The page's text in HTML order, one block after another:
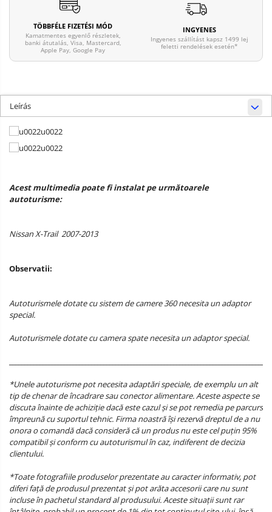
TÖBBFÉLE FIZETÉSI MÓD
Kamatmentes egyenlő részletek,
banki átutalás, Visa, Mastercard,
Apple Pay, Google Pay
INGYENES
Ingyenes szállítást kapsz 1499 lej
feletti rendelések esetén*
Leírás
Acest multimedia poate fi instalat pe următoarele
autoturisme:
Nissan X-Trail 2007-2013
Observatii:
Autoturismele dotate cu sistem de camere 360 necesita un adaptor
special.
Autoturismele dotate cu camera spate necesita un adaptor special.
*Unele autoturisme pot necesita adaptări speciale, de exemplu un alt
tip de chenar de încadrare sau conector alimentare. Aceste aspecte se
discuta înainte de achiziție dacă este cazul și se pot remedia pe parcurs
împreună cu suportul tehnic. Firma noastră își rezervă dreptul de a nu
onora o comandă dacă consideră că un produs nu este cel puțin 95%
compatibil și conform cu autoturismul în caz, indiferent de decizia
clientului.
*Toate fotografiile produselor prezentate au caracter informativ, pot
diferi față de produsul prezentat și pot arăta accesorii care nu sunt
incluse în pachetul standard al produsului. Aceste situații sunt rar